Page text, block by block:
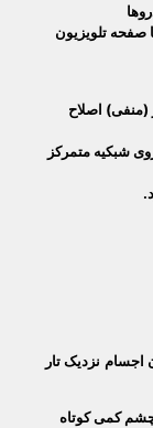
صفحه تلویزیون
اصلاح
شبکیه متمرکز
نزدیک تار
چشم کمی کوتاه